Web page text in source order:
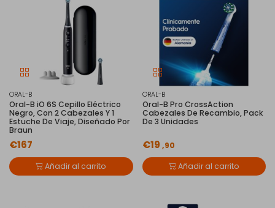
ORAL-B
Oral-B iO 6S Cepillo Eléctrico
Negro, Con 2 Cabezales Y 1
Estuche De Viaje, Diseñado Por
Braun
€167
Añadir al carrito
ORAL-B
Oral-B Pro CrossAction
Cabezales De Recambio, Pack
De 3 Unidades
€19 ,90
Añadir al carrito